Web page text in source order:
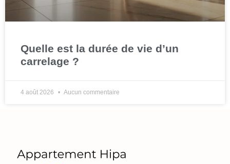
Quelle est la durée de vie d’un
carrelage ?
4 août 2026 Aucun commentaire